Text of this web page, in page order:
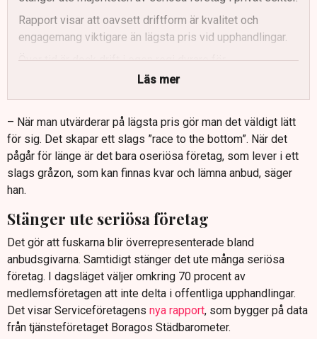
Rapport visar att oavsett driftform är kvalitet och
engagemang viktigare än lägsta pris vid upphandlingar.
Över tid är dock drift i egen regi dyrare för
Daniel Czitrom, i Linköpings kommun ser förbättringar i
upphandlingar efter att ha gått från lägsta pris till så
kallade mervärdesutvärderingar.
Läs mer
– När man utvärderar på lägsta pris gör man det väldigt lätt
för sig. Det skapar ett slags ”race to the bottom”. När det
pågår för länge är det bara oseriösa företag, som lever i ett
slags gråzon, som kan finnas kvar och lämna anbud, säger
han.
Stänger ute seriösa företag
Det gör att fuskarna blir överrepresenterade bland
anbudsgivarna. Samtidigt stänger det ute många seriösa
företag. I dagsläget väljer omkring 70 procent av
medlemsföretagen att inte delta i offentliga upphandlingar.
Det visar Serviceföretagens nya rapport, som bygger på data
från tjänsteföretaget Boragos Städbarometer.